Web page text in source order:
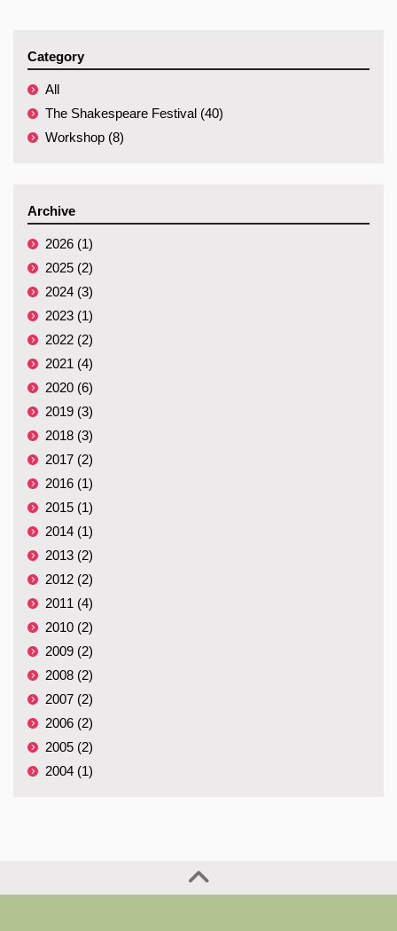
Category
All
The Shakespeare Festival (40)
Workshop (8)
Archive
2026 (1)
2025 (2)
2024 (3)
2023 (1)
2022 (2)
2021 (4)
2020 (6)
2019 (3)
2018 (3)
2017 (2)
2016 (1)
2015 (1)
2014 (1)
2013 (2)
2012 (2)
2011 (4)
2010 (2)
2009 (2)
2008 (2)
2007 (2)
2006 (2)
2005 (2)
2004 (1)